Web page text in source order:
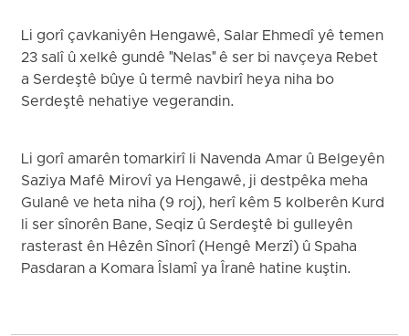
Li gorî çavkaniyên Hengawê, Salar Ehmedî yê temen
23 salî û xelkê gundê "Nelas" ê ser bi navçeya Rebet
a Serdeştê bûye û termê navbirî heya niha bo
Serdeştê nehatiye vegerandin.
Li gorî amarên tomarkirî li Navenda Amar û Belgeyên
Saziya Mafê Mirovî ya Hengawê, ji destpêka meha
Gulanê ve heta niha (9 roj), herî kêm 5 kolberên Kurd
li ser sînorên Bane, Seqiz û Serdeştê bi gulleyên
rasterast ên Hêzên Sînorî (Hengê Merzî) û Spaha
Pasdaran a Komara Îslamî ya Îranê hatine kuştin.